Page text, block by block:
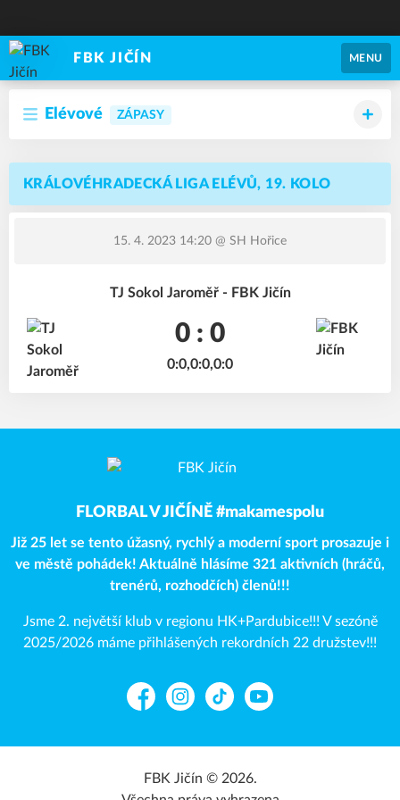
FBK JIČÍN MENU
Elévové ZÁPASY
KRÁLOVÉHRADECKÁ LIGA ELÉVŮ, 19. KOLO
15. 4. 2023 14:20 @ SH Hořice
TJ Sokol Jaroměř - FBK Jičín
0 : 0
0:0,0:0,0:0
FLORBAL V JIČÍNĚ #makamespolu
Již 25 let se tento úžasný, rychlý a moderní sport prosazuje i
ve městě pohádek! Aktuálně hlásíme 321 aktivních (hráčů,
trenérů, rozhodčích) členů!!!
Jsme 2. největší klub v regionu HK+Pardubice!!! V sezóně
2025/2026 máme přihlášených rekordních 22 družstev!!!
FacebookInstagram
TikTok YouTube
FBK Jičín © 2026.